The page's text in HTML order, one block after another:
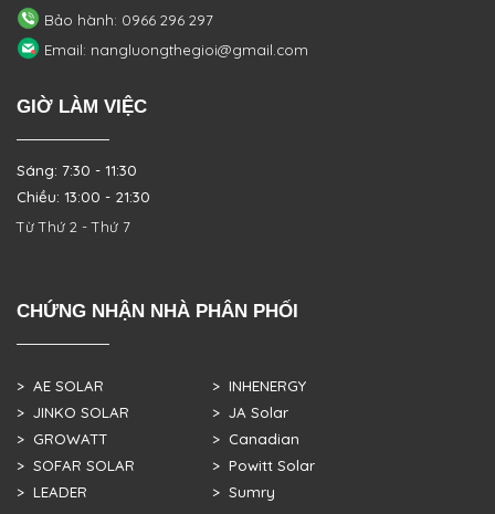
Bảo hành: 0966 296 297
Email: nangluongthegioi@gmail.com
GIỜ LÀM VIỆC
Sáng: 7:30 - 11:30
Chiều: 13:00 - 21:30
Từ Thứ 2 - Thứ 7
CHỨNG NHẬN NHÀ PHÂN PHỐI
> AE SOLAR
> JINKO SOLAR
> GROWATT
> SOFAR SOLAR
> LEADER
> INHENERGY
> JA Solar
> Canadian
> Powitt Solar
> Sumry